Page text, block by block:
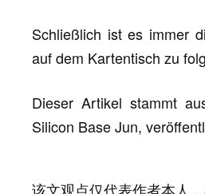
Schließlich ist es immer
auf dem Kartentisch zu
Dieser Artikel stammt
Silicon Base Jun,
该文观点仅代表作者本人